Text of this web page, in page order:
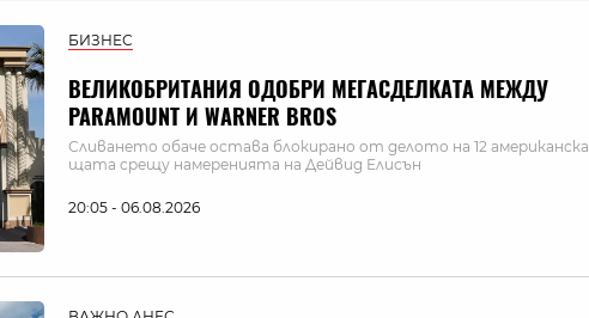
БИЗНЕС
ВЕЛИКОБРИТАНИЯ ОДОБРИ МЕГАСДЕЛКАТА МЕЖДУ
PARAMOUNT И WARNER BROS
Сливането обаче остава блокирано от делото на 12 американска
щата срещу намеренията на Дейвид Елисън
20:05 - 06.08.2026